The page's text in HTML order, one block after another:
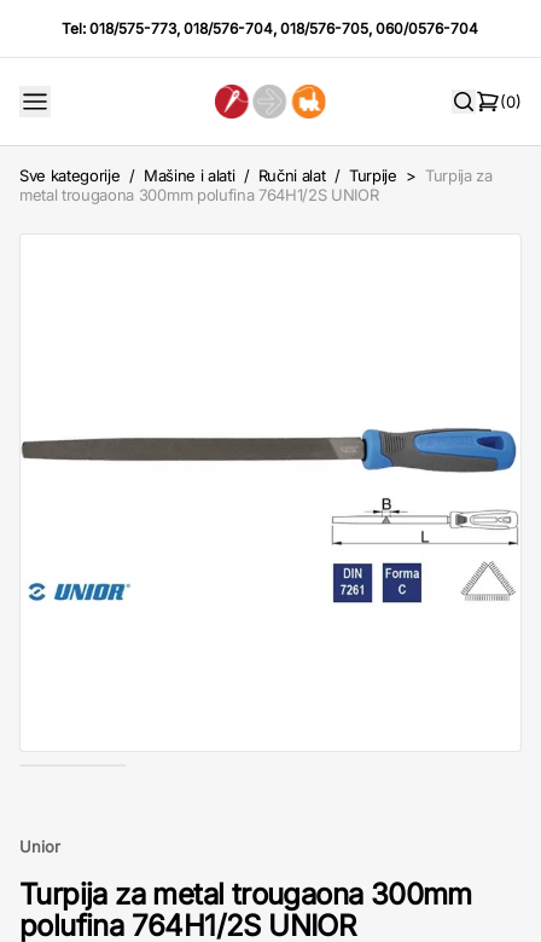
Tel:018/575-773,018/576-704,018/576-705,060/0576-704
(0)
Sve kategorije / Mašine i alati / Ručni alat / Turpije > Turpija za
metal trougaona 300mm polufina 764H1/2S UNIOR
Unior
Turpija za metal trougaona 300mm
polufina 764H1/2S UNIOR